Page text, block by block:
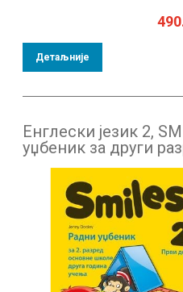
Детаљније
Енглески језик 2,
уџбеник за други
QR кодом